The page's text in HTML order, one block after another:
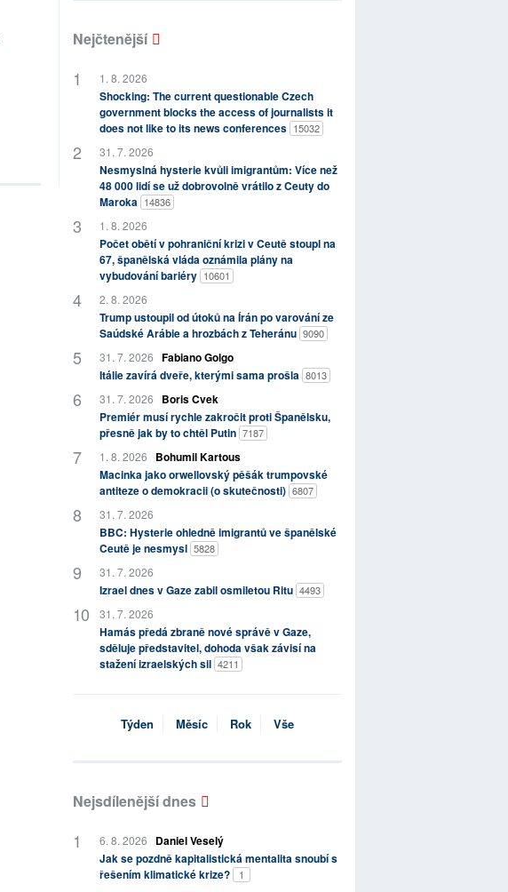
Nejčtenější
1. 8. 2026
Shocking: The current questionable Czech
government blocks the access of journalists it
does not like to its news conferences 15032
31. 7. 2026
Nesmyslná hysterie kvůli imigrantům: Více než
48 000 lidí se už dobrovolně vrátilo z Ceuty do
Maroka 14836
1. 8. 2026
Počet obětí v pohraniční krizi v Ceutě stoupl na
67, španělská vláda oznámila plány na
vybudování bariéry 10601
2. 8. 2026
Trump ustoupil od útoků na Írán po varování ze
Saúdské Arábie a hrozbách z Teheránu 9090
31. 7. 2026 Fabiano Golgo
Itálie zavírá dveře, kterými sama prošla 8013
31. 7. 2026
Boris Cvek
Premiér musí rychle zakročit proti Španělsku,
přesně jak by to chtěl Putin 7187
1. 8. 2026
Bohumil Kartous
Macinka jako orwellovský pěšák trumpovské
antiteze o demokracii (o skutečnosti) 6807
31. 7. 2026
BBC: Hysterie ohledně imigrantů ve španělské
Ceutě je nesmysl 5828
31. 7. 2026
Izrael dnes v Gaze zabil osmiletou Ritu 4493
31. 7. 2026
Hamás předá zbraně nové správě v Gaze,
sděluje představitel, dohoda však závisí na
stažení izraelských sil 4211
Týden Měsíc Rok Vše
Nejsdílenější dnes
6. 8. 2026
Daniel Veselý
Jak se pozdně kapitalistická mentalita snoubí s
řešením klimatické krize?
1